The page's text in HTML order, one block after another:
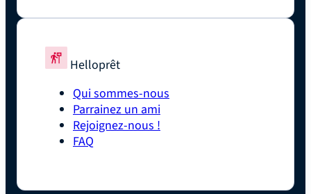
Helloprêt
Qui sommes-nous
Parrainez un ami
Rejoignez-nous !
FAQ